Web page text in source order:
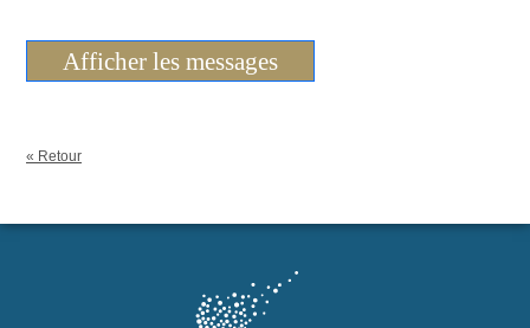
Afficher les messages
« Retour